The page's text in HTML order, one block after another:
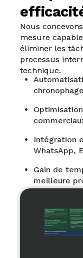
Nous
mesure
éliminer les
processus
technique.
Intégration
WhatsApp,
Gain de
meilleure